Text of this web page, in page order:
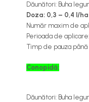
Sfeclă
Lucernă și plante furajere
Viță de vie
Legume
Dăunători: Buha
Doza: 0,3 – 0,4 l/ha
Număr maxim de
Perioada de aplicare:
Timp de pauza până
Conopidă:
Dăunători: Buha